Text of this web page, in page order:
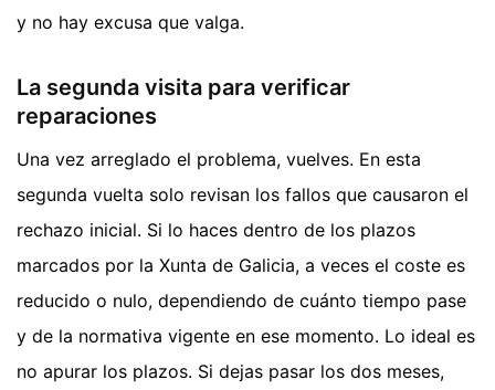
y no hay excusa que valga.
La segunda visita para verificar
reparaciones
Una vez arreglado el problema, vuelves. En esta
segunda vuelta solo revisan los fallos que causaron el
rechazo inicial. Si lo haces dentro de los plazos
marcados por la Xunta de Galicia, a veces el coste es
reducido o nulo, dependiendo de cuánto tiempo pase
y de la normativa vigente en ese momento. Lo ideal es
no apurar los plazos. Si dejas pasar los dos meses,